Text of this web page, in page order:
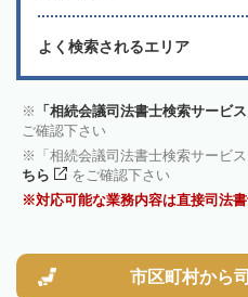
よく検索されるエリア
「相続会議司法書士検索サービ
ご確認下さい
「相続会議司法書士検索サービ
ちら
をご確認下さい
対応可能な業務内容は直接司法
市区町村から